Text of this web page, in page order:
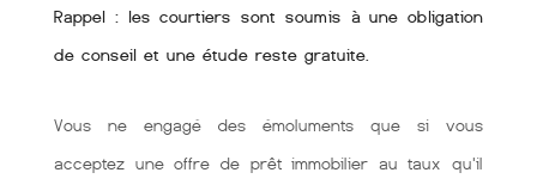
Rappel : les courtiers sont soumis à une obligation
de conseil et une étude reste gratuite.
Vous ne engagé des émoluments que si vous
acceptez une offre de prêt immobilier au taux qu'il